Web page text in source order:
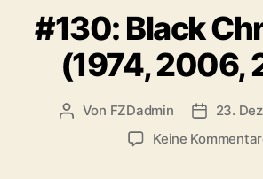
#130: Black
(1974, 2006,
Beitragsautor
Von FZDadmin
23.
Keine